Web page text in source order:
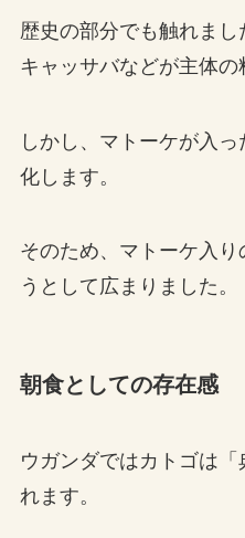
歴史の部分でも触れま
キャッサバなどが主体の
しかし、マトーケが入
化します。
そのため、マトーケ入
うとして広まりました。
朝食としての存在感
ウガンダではカトゴは
れます。